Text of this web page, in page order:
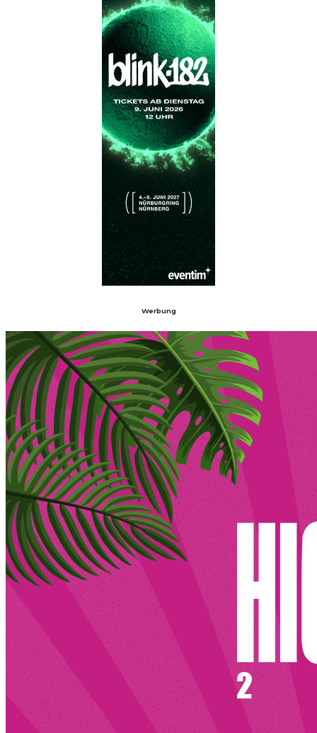
Werbung